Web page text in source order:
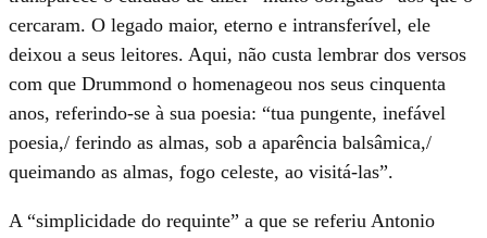
cercaram. O legado maior, eterno e intransferível, ele
deixou a seus leitores. Aqui, não custa lembrar dos versos
com que Drummond o homenageou nos seus cinquenta
anos, referindo-se à sua poesia: “tua pungente, inefável
poesia,/ ferindo as almas, sob a aparência balsâmica,/
queimando as almas, fogo celeste, ao visitá-las”.
A “simplicidade do requinte” a que se referiu Antonio